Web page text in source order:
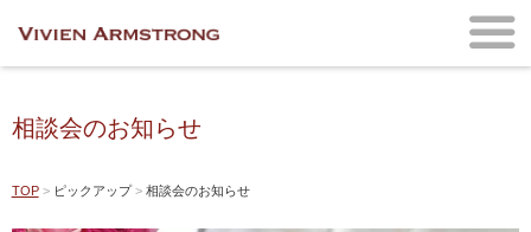
相談会のお知らせ
TOP ピックアップ 相談会のお知らせ